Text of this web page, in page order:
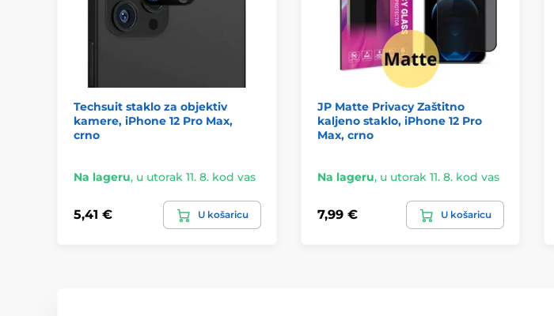
Techsuit staklo za objektiv
kamere, iPhone 12 Pro Max,
crno
Na lageru, u utorak 11. 8. kod vas
5,41 € U košaricu
JP Matte Privacy Zaštitno
kaljeno staklo, iPhone 12 Pro
Max, crno
Na lageru, u utorak 11. 8. kod vas
7,99 € U košaricu